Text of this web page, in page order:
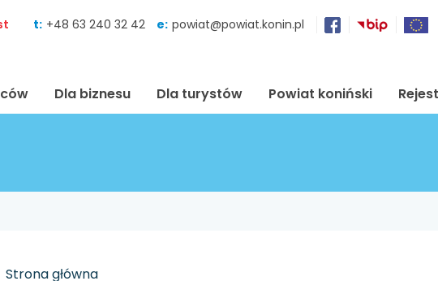
t: +48 63 240 32 42 e: powiat@powiat.konin.pl
Dla biznesu Dla turystów Powiat koniński
Strona główna